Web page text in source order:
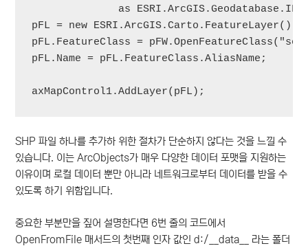
as
pFL = new ESRI.ArcGIS.Carto.FeatureLayer();
pFL.FeatureClass =
pFL.Name = pFL.FeatureClass.AliasName;
axMapControl1.AddLayer(pFL);
SHP 파일 하나를 추가하 위한 절차가 단순하지 않다는 것을 느낄 수
있습니다. 이는 ArcObjects가 매우 다양한 데이터 포맷을 지원하는
이유이며 로컬 데이터 뿐만 아니라 네트워크로부터 데이터를 받을 수
있도록 하기 위함입니다.
중요한 부분만을 짚어 설명한다면 6번 줄의 코드에서
OpenFromFile 매서드의 첫번째 인자 값인 d:/__data__ 라는 폴더